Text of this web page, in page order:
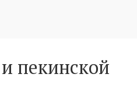
пекинской